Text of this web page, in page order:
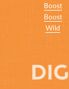
Boost
Boost
Wild